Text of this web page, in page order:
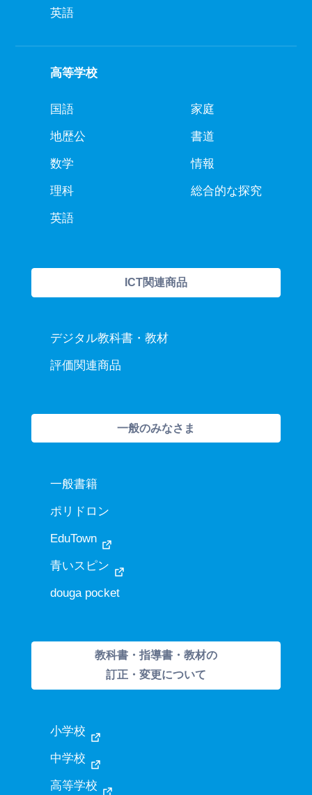
英語
高等学校
国語
地歴公
数学
理科
英語
家庭
書道
情報
総合的な探究
ICT関連商品
デジタル教科書・教材
評価関連商品
一般のみなさま
一般書籍
ポリドロン
EduTown
青いスピン
douga pocket
教科書・指導書・教材の
訂正・変更について
小学校
中学校
高等学校